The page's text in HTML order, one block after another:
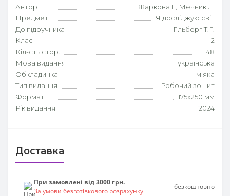
Автор
Жаркова І., Мечник Л.
Предмет
Я досліджую світ
До підручника
Гільберг Т.Г.
Клас
2
Кіл-сть стор.
48
Мова видання
українська
Обкладинка
м'яка
Тип видання
Робочий зошит
Формат
175х250 мм
Рік видання
2024
Доставка
При замовлені від 3000 грн.
За умови безготівкового розрахунку
безкоштовно